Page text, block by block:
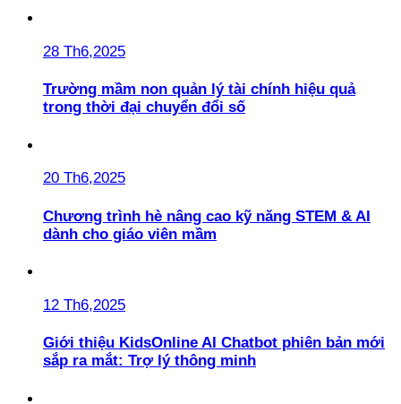
28 Th6,2025
Trường mầm non quản lý tài chính hiệu quả
trong thời đại chuyển đổi số
20 Th6,2025
Chương trình hè nâng cao kỹ năng STEM & AI
dành cho giáo viên mầm
12 Th6,2025
Giới thiệu KidsOnline AI Chatbot phiên bản mới
sắp ra mắt: Trợ lý thông minh